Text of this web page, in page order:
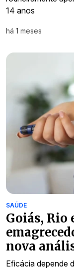
14 anos
há 1 meses
SAÚDE
Goiás, Rio
nova
Eficácia depende